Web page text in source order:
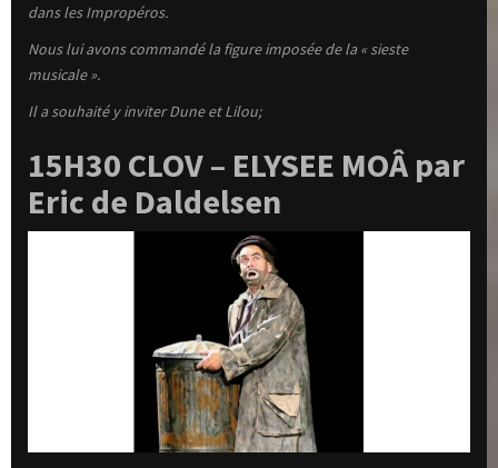
dans les Impropéros.
Nous lui avons commandé la figure imposée de la « sieste
musicale ».
Il a souhaité y inviter Dune et Lilou;
15H30 CLOV – ELYSEE MOÂ par
Eric de Daldelsen